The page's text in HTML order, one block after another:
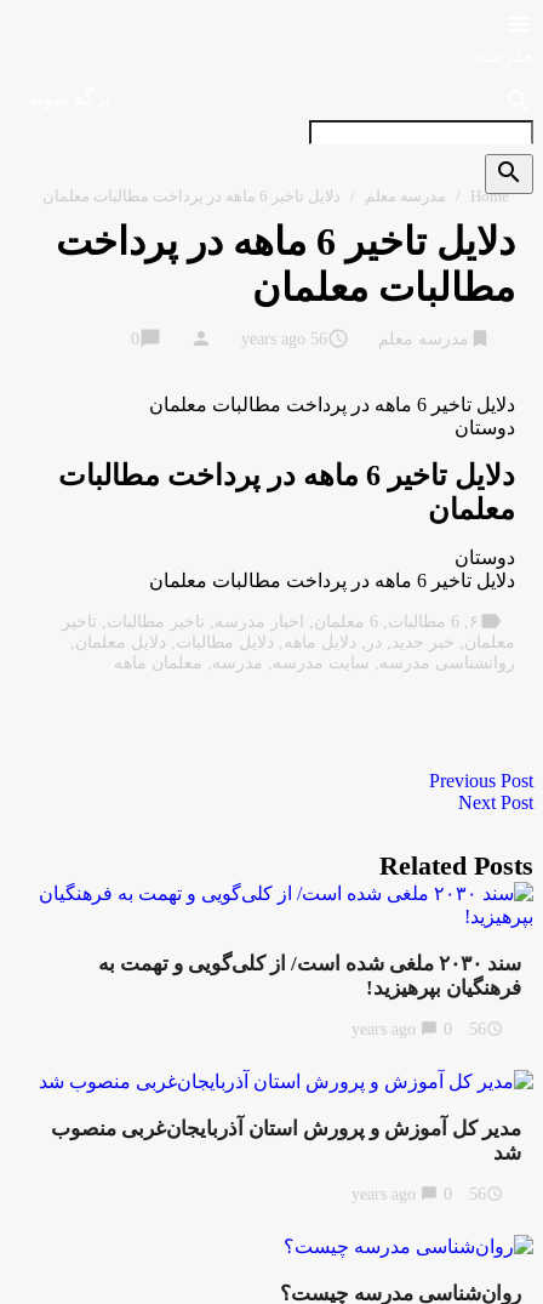
Home مدرسه معلم دلایل تاخیر 6 ماهه در پرداخت مطالبات معلمان
دلایل تاخیر 6 ماهه در پرداخت
مطالبات معلمان
مدرسه معلم access_time
56 years ago
person
chat_bubble
دلایل تاخیر 6 ماهه در پرداخت مطالبات معلمان
دوستان
دلایل تاخیر 6 ماهه در پرداخت مطالبات
معلمان
دوستان
دلایل تاخیر 6 ماهه در پرداخت مطالبات معلمان
label
, 6 مطالبات , 6 معلمان , اخبار مدرسه, تاخیر مطالبات, تاخیر
معلمان , خبر جدید, در, دلایل ماهه, دلایل مطالبات, دلایل معلمان ,
روانشناسی مدرسه, سایت مدرسه, مدرسه, معلمان ماهه
Previous Post
Next Post
Related Posts
سند ۲۰۳۰ ملغی شده است/ از کلی‌گویی و تهمت به
فرهنگیان بپرهیزید!
access_time
56 years ago
chat_bubble
مدیر کل آموزش و پرورش استان آذربایجان‌غربی منصوب
شد
access_time
56 years ago
chat_bubble
روان‌شناسی مدرسه چیست؟
search